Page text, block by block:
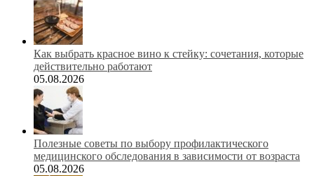
Как выбрать красное вино к стейку: сочетания, которые
действительно работают
05.08.2026
Полезные советы по выбору профилактического
медицинского обследования в зависимости от возраста
05.08.2026